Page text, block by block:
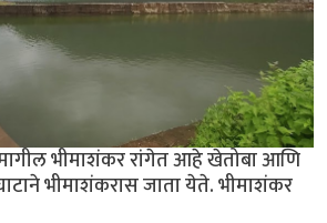
भीमाशंकर रांगेत आहे खेतोबा आणि
भीमाशंकरास जाता येते. भीमाशंकर